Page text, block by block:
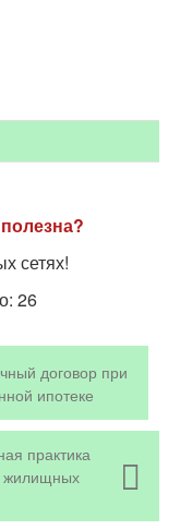
сетях!
26
договор при
ипотеке